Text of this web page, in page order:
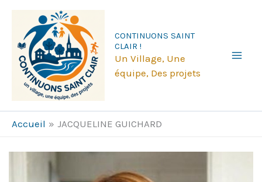
contenu
CONTINUONS SAINT
CLAIR !
Un Village, Une
équipe, Des projets
Accueil JACQUELINE GUICHARD